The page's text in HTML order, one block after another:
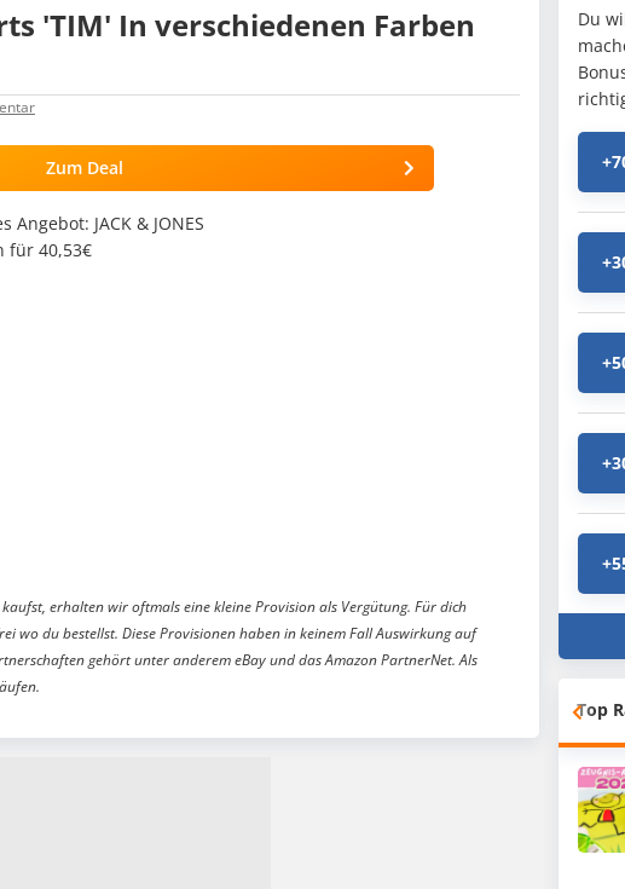
'TIM' In verschiedenen Farben
Zum Deal
JACK & JONES
für 40,53€
erhalten wir oftmals eine kleine Provision als Vergütung. Für dich
wo du bestellst. Diese Provisionen haben in keinem Fall Auswirkung auf
gehört unter anderem eBay und das Amazon PartnerNet. Als
Du
Top